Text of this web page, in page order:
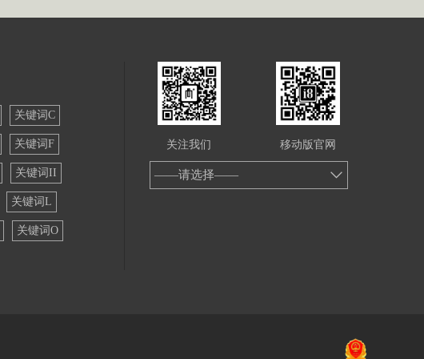
关键词C
关键词F
关键词II
关键词L
关键词O
关注我们 移动版官网
——请选择——